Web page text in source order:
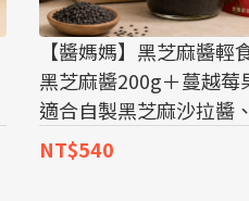
【醬媽媽】黑芝麻醬輕
黑芝麻醬200g＋蔓越莓
適合自製黑芝麻沙拉醬
吐司、豆漿與日常輕食料
NT$540